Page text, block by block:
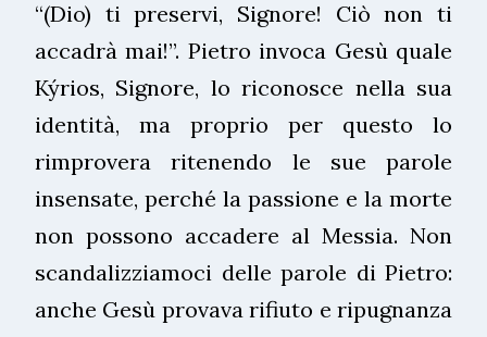
“(Dio) ti preservi, Signore! Ciò non ti
accadrà mai!”. Pietro invoca Gesù quale
Kýrios, Signore, lo riconosce nella sua
identità, ma proprio per questo lo
rimprovera ritenendo le sue parole
insensate, perché la passione e la morte
non possono accadere al Messia. Non
scandalizziamoci delle parole di Pietro:
anche Gesù provava rifiuto e ripugnanza